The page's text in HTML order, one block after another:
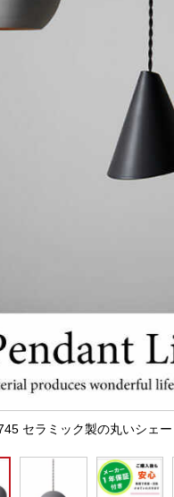
セラミック製の丸いシェ